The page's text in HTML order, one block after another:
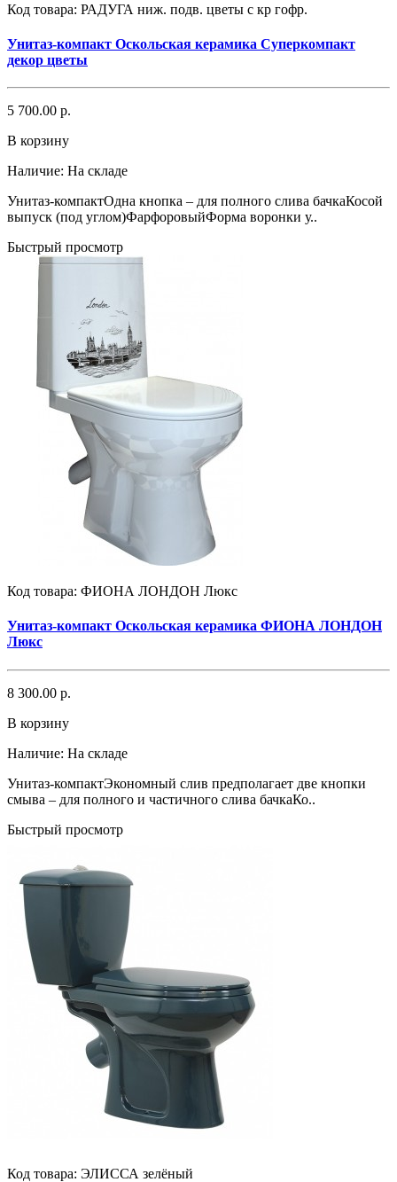
Код товара: РАДУГА ниж. подв. цветы с кр гофр.
Унитаз-компакт Оскольская керамика Суперкомпакт
декор цветы
5 700.00 р.
В корзину
Наличие: На складе
Унитаз-компактОдна кнопка – для полного слива бачкаКосой
выпуск (под углом)ФарфоровыйФорма воронки у..
Быстрый просмотр
Код товара: ФИОНА ЛОНДОН Люкс
Унитаз-компакт Оскольская керамика ФИОНА ЛОНДОН
Люкс
8 300.00 р.
В корзину
Наличие: На складе
Унитаз-компактЭкономный слив предполагает две кнопки
смыва – для полного и частичного слива бачкаКо..
Быстрый просмотр
Код товара: ЭЛИССА зелёный